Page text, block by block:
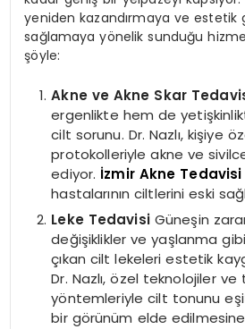
yeniden kazandırmaya ve estetik
sağlamaya yönelik sunduğu
şöyle:
Akne ve Akne Skar
ergenlikte hem de
cilt sorunu. Dr. Nazlı, kişiye
protokolleriyle akne ve
ediyor. İzmir Akne Tedavisi
hastalarının ciltlerini eski
Leke TedavisiGüneşin
değişiklikler ve yaşlanma
çıkan cilt lekeleri estetik
Dr. Nazlı, özel teknolojiler
yöntemleriyle cilt tonunu
bir görünüm elde edilmesine